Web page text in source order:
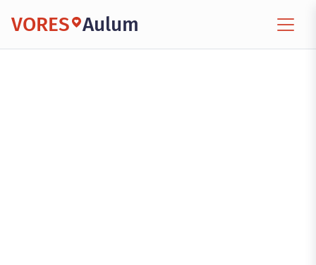
VORES Aulum